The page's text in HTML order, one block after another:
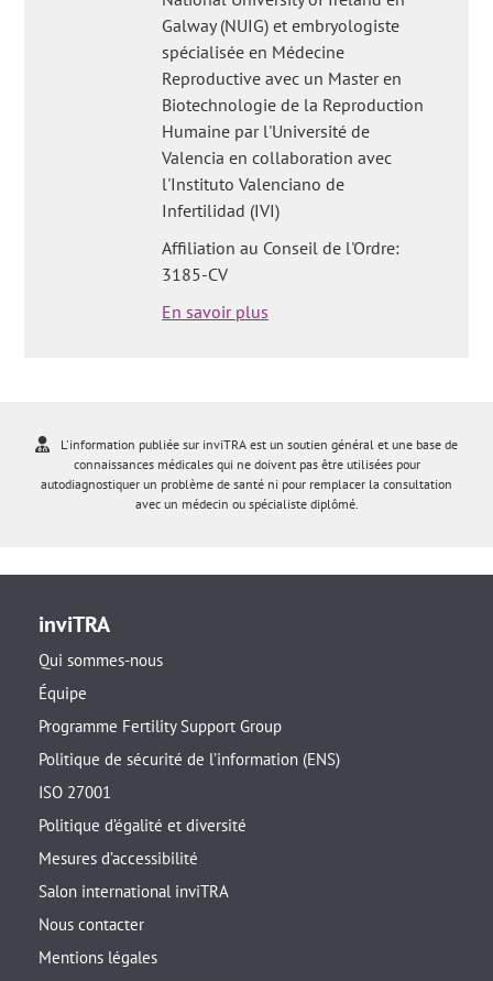
Galway (NUIG) et embryologiste
spécialisée en Médecine
Reproductive avec un Master en
Biotechnologie de la Reproduction
Humaine par l'Université de
Valencia en collaboration avec
l'Instituto Valenciano de
Infertilidad (IVI)
Affiliation au Conseil de l'Ordre:
3185-CV
En savoir plus
L'information publiée sur inviTRA est un soutien général et une base de
connaissances médicales qui ne doivent pas être utilisées pour
autodiagnostiquer un problème de santé ni pour remplacer la consultation
avec un médecin ou spécialiste diplômé.
inviTRA
Qui sommes-nous
Équipe
Programme Fertility Support Group
Politique de sécurité de l’information (ENS)
ISO 27001
Politique d’égalité et diversité
Mesures d’accessibilité
Salon international inviTRA
Nous contacter
Mentions légales